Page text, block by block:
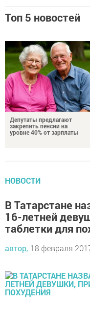
Топ 5 новостей
Депутаты предлагают
закрепить пенсии на
уровне 40% от зарплаты
НОВОСТИ
В Татарстане
16-летней
таблетки для
автор, 18 февраля